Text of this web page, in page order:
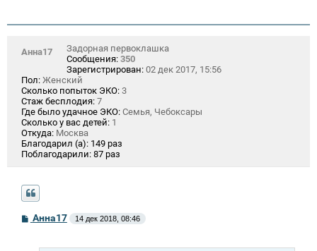
Анна17
Задорная первоклашка
Сообщения: 350
Зарегистрирован: 02 дек 2017, 15:56
Пол: Женский
Сколько попыток ЭКО: 3
Стаж бесплодия: 7
Где было удачное ЭКО: Семья, Чебоксары
Сколько у вас детей: 1
Откуда: Москва
Благодарил (а): 149 раз
Поблагодарили: 87 раз
С
Анна17 14 дек 2018, 08:46